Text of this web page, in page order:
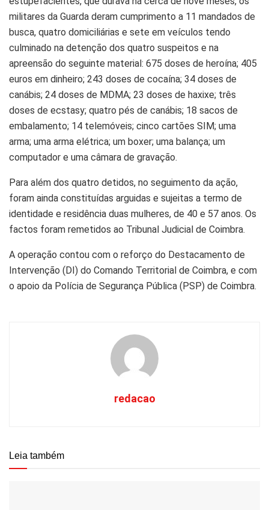
militares da Guarda deram cumprimento a 11 mandados de
busca, quatro domiciliárias e sete em veículos tendo
culminado na detenção dos quatro suspeitos e na
apreensão do seguinte material: 675 doses de heroína; 405
euros em dinheiro; 243 doses de cocaína; 34 doses de
canábis; 24 doses de MDMA; 23 doses de haxixe; três
doses de ecstasy; quatro pés de canábis; 18 sacos de
embalamento; 14 telemóveis; cinco cartões SIM; uma
arma; uma arma elétrica; um boxer; uma balança; um
computador e uma câmara de gravação.
Para além dos quatro detidos, no seguimento da ação,
foram ainda constituídas arguidas e sujeitas a termo de
identidade e residência duas mulheres, de 40 e 57 anos. Os
factos foram remetidos ao Tribunal Judicial de Coimbra.
A operação contou com o reforço do Destacamento de
Intervenção (DI) do Comando Territorial de Coimbra, e com
o apoio da Polícia de Segurança Pública (PSP) de Coimbra.
redacao
Leia também